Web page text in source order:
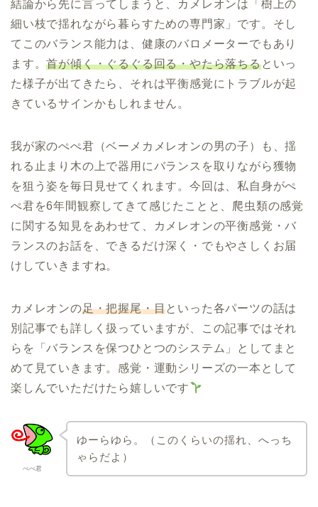
結論から先に言ってしまうと、カメレオンは「樹上の
細い枝で揺れながら暮らすための専門家」です。そし
てこのバランス能力は、健康のバロメーターでもあり
ます。首が傾く・ぐるぐる回る・やたら落ちるといっ
た様子が出てきたら、それは平衡感覚にトラブルが起
きているサインかもしれません。
我が家のぺぺ君（ベーメカメレオンの男の子）も、揺
れる止まり木の上で器用にバランスを取りながら獲物
を狙う姿を毎日見せてくれます。今回は、私自身がぺ
ぺ君を6年間観察してきて感じたことと、爬虫類の感覚
に関する知見をあわせて、カメレオンの平衡感覚・バ
ランスのお話を、できるだけ深く・でもやさしくお届
けしていきますね。
カメレオンの足・把握尾・目といった各パーツの話は
別記事でも詳しく扱っていますが、この記事ではそれ
らを「バランスを保つひとつのシステム」としてまと
めて見ていきます。感覚・運動シリーズの一本として
楽しんでいただけたら嬉しいです
ぺぺ君
ゆーらゆら。（このくらいの揺れ、へっち
ゃらだよ）